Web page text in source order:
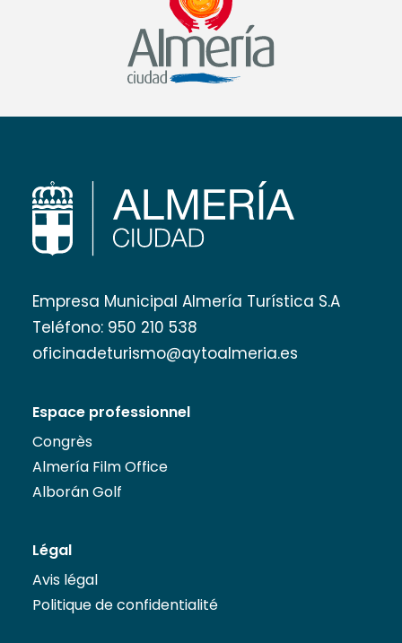
Empresa Municipal Almería Turística S.A
Teléfono: 950 210 538
oficinadeturismo@aytoalmeria.es
Espace professionnel
Congrès
Almería Film Office
Alborán Golf
Légal
Avis légal
Politique de confidentialité